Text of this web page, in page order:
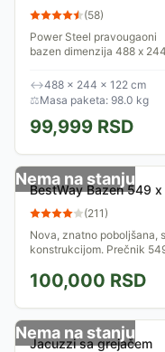
čeličnom konstrukcijom
(58)
Power Steel pravougaoni
bazen dimenzija 488 x
odgovarajućom filterskom
pumpom, merdevinama i
pokrivačem.
↔488 × 244 × 122 cm
⚖Masa paketa: 98.0 kg
99,999 RSD
Nema na stanju
BestWay Bazen 549
(211)
Nova, znatno poboljšana,
konstrukcijom. Prečnik
100,000 RSD
Nema na stanju
Jacuzzi sa grejačem